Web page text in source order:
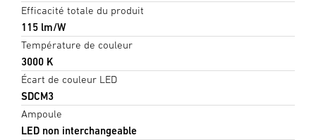
Efficacité totale du produit
115 lm/W
Température de couleur
3000 K
Écart de couleur LED
SDCM3
Ampoule
LED non interchangeable